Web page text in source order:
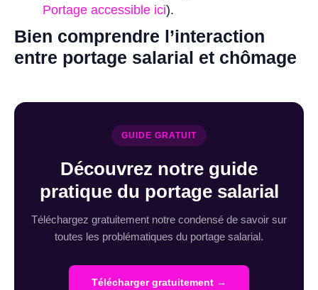
Portage accessible ici).
Bien comprendre l’interaction
entre portage salarial et chômage
GUIDE GRATUIT
Découvrez notre guide
pratique du portage salarial
Téléchargez gratuitement notre condensé de savoir sur
toutes les problématiques du portage salarial.
Télécharger gratuitement →